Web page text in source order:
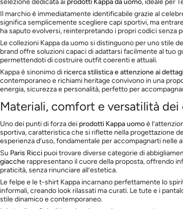
Il marchio è immediatamente identificabile grazie al
significa semplicemente scegliere capi sportivi, ma
ha saputo evolversi, reinterpretando i propri codici senza
Le collezioni Kappa da uomo si distinguono per uno stile
brand offre soluzioni capaci di adattarsi facilmente al tuo
permettendoti di costruire outfit coerenti e attuali.
Kappa è sinonimo di ricerca stilistica e attenzione ai
contemporaneo e richiami heritage convivono in una
energia, sicurezza e personalità, perfetto per
Materiali, comfort e versatilità dei
Uno dei punti di forza dei prodotti Kappa uomoè
sportiva, caratteristica che si riflette nella progettazione
esperienza d’uso, fondamentale per accompagnarti nelle
Su Paris Ricci puoi trovare diverse categorie di
giacche rappresentano il cuore della proposta, offrendo
praticità, senza rinunciare all’estetica.
Le felpe e le t-shirt Kappa incarnano perfettamente lo
informali, creando look rilassati ma curati. Le tute e i
stile dinamico e contemporaneo.